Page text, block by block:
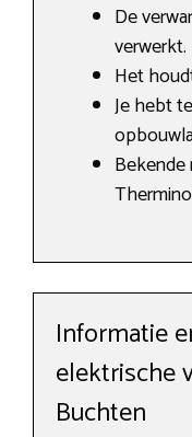
De
verwerkt.
Het
Je hebt
Bekende
Informatie
elektrische
Buchten